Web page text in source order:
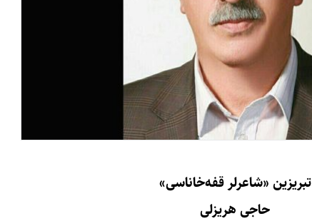
تبریزین «شاعرلر قفه‌خاناسی»
حاجی هریزلی